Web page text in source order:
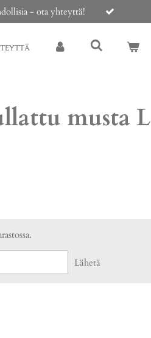
- ota yhteyttä!
musta L
Lähetä